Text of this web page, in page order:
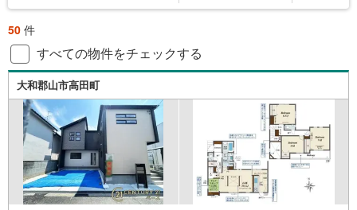
50 件
すべての物件をチェックする
大和郡山市高田町